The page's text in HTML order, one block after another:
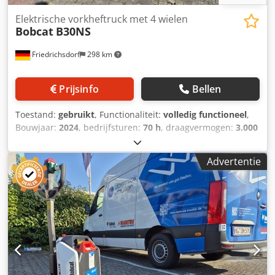
Friedrichsdorf 298 km
Elektrische vorkheftruck met 4 wielen
Bobcat B30NS
Prijsinfo Bellen
Toestand: gebruikt, Functionaliteit: volledig functioneel,
Bouwjaar: 2024, bedrijfsturen: 70 h, draagvermogen: 3.000
, vrije hefhoogte:
brandstoftype:elektrisch, masttype:triplex, bouwhoogte:
2.145 mm, vermogen: 16 kW (21,75 pk),
vorkenbordbreedte: 1.116 mm, vorklengte: 1.200 mm,
leeggewicht:4.850 kg, totale lengte:2.520 mm,
aandrijftype:Elektro, bouwbreedte:1.244 mm, Elektrische
4-wiel vorkheftruck Lastzwaartepunt: 500 mm Vorkbreedte:
122 mm Vorkdikte: 45 mm ISO-klasse: ISO klasse 3 = 2.500 -
4.999 kg Masttype: Triplex Snelheidsklasse: 15 Staat: Zo
goed als nieuw Technische staat: Zeer goed Voorbanden
type: Superelastisch Voorbanden maat: 23x10-12
Advertentie